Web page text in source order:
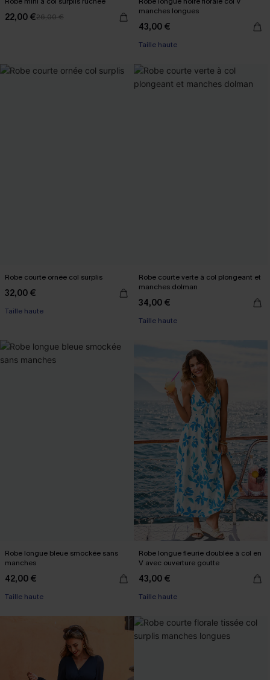
22,00 €26,00 €
manches longues
43,00 €
Taille haute
Robe courte ornée col surplis
32,00 €
Taille haute
Robe courte verte à col plongeant et
manches dolman
34,00 €
Taille haute
Robe longue bleue smockée sans
manches
42,00 €
Taille haute
Robe longue fleurie doublée à col en
V avec ouverture goutte
43,00 €
Taille haute